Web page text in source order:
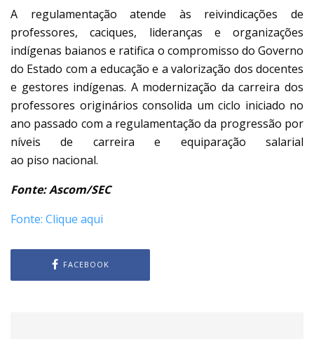
A regulamentação atende às reivindicações de
professores, caciques, lideranças e organizações
indígenas baianos e ratifica o compromisso do Governo
do Estado com a educação e a valorização dos docentes
e gestores indígenas. A modernização da carreira dos
professores originários consolida um ciclo iniciado no
ano passado com a regulamentação da progressão por
níveis de carreira e equiparação salarial
ao piso nacional.
Fonte: Ascom/SEC
Fonte: Clique aqui
FACEBOOK